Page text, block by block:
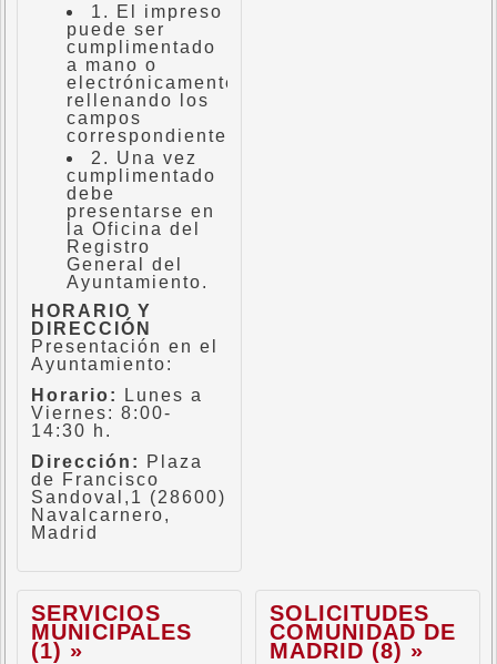
1. El impreso
puede ser
cumplimentado
a mano o
electrónicamente
rellenando los
campos
correspondientes.
2. Una vez
cumplimentado
debe
presentarse en
la Oficina del
Registro
General del
Ayuntamiento.
HORARIO Y
DIRECCIÓN
Presentación en el
Ayuntamiento:
Horario:
Lunes a
Viernes: 8:00-
14:30 h.
Dirección:
Plaza
de Francisco
Sandoval,1 (28600)
Navalcarnero,
Madrid
SERVICIOS
MUNICIPALES
(1) »
SOLICITUDES
COMUNIDAD DE
MADRID (8) »